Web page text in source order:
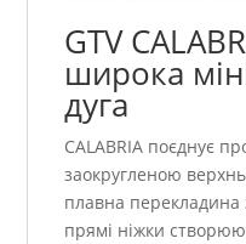
GTV
широка
дуга
CALABRIA поєднує
заокругленою
плавна перекладина
прямі ніжки